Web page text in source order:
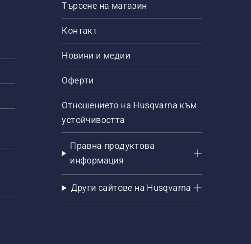
Търсене на магазин
Контакт
Новини и медии
Оферти
Отношението на Husqvarna към
устойчивостта
Правна продуктова
информация
Други сайтове на Husqvarna